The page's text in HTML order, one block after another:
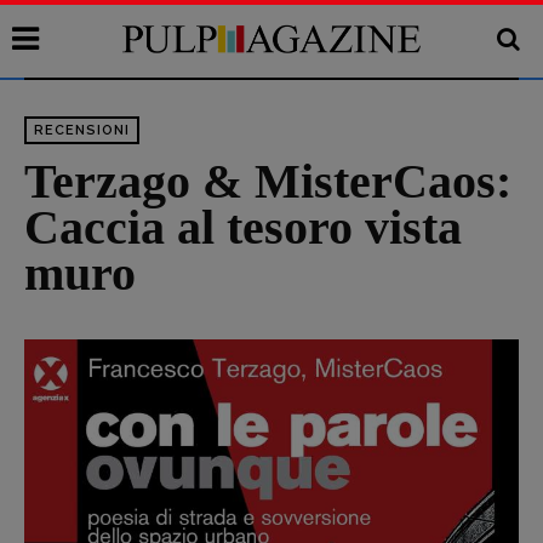
RECENSIONI
Terzago & MisterCaos:
Caccia al tesoro vista
muro